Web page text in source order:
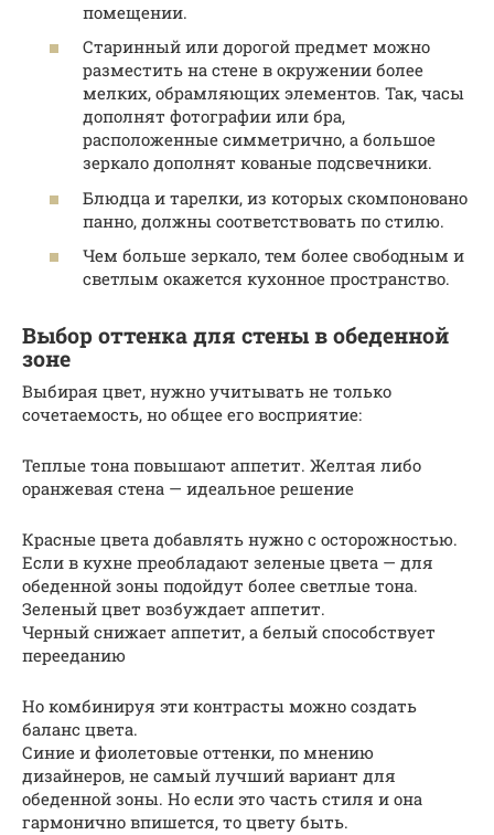
помещении.
Старинный или дорогой предмет можно
разместить на стене в окружении более
мелких, обрамляющих элементов. Так, часы
дополнят фотографии или бра,
расположенные симметрично, а большое
зеркало дополнят кованые подсвечники.
Блюдца и тарелки, из которых скомпоновано
панно, должны соответствовать по стилю.
Чем больше зеркало, тем более свободным и
светлым окажется кухонное пространство.
Выбор оттенка для стены в обеденной
зоне
Выбирая цвет, нужно учитывать не только
сочетаемость, но общее его восприятие:
Теплые тона повышают аппетит. Желтая либо
оранжевая стена — идеальное решение
Красные цвета добавлять нужно с осторожностью.
Если в кухне преобладают зеленые цвета — для
обеденной зоны подойдут более светлые тона.
Зеленый цвет возбуждает аппетит.
Черный снижает аппетит, а белый способствует
перееданию
Но комбинируя эти контрасты можно создать
баланс цвета.
Синие и фиолетовые оттенки, по мнению
дизайнеров, не самый лучший вариант для
обеденной зоны. Но если это часть стиля и она
гармонично впишется, то цвету быть.